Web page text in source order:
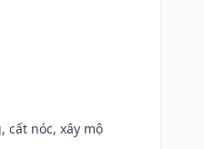
cất nóc, xây mộ